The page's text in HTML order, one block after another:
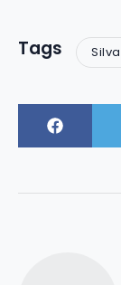
Tags